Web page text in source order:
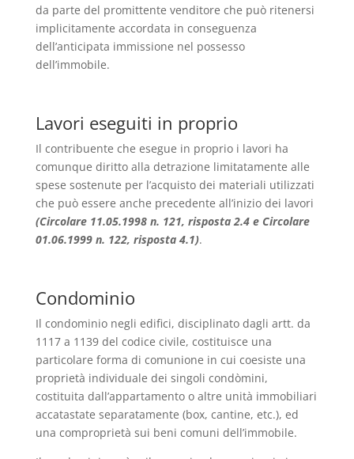
da parte del promittente venditore che può ritenersi
implicitamente accordata in conseguenza
dell’anticipata immissione nel possesso
dell’immobile.
Lavori eseguiti in proprio
Il contribuente che esegue in proprio i lavori ha
comunque diritto alla detrazione limitatamente alle
spese sostenute per l’acquisto dei materiali utilizzati
che può essere anche precedente all’inizio dei lavori
(Circolare 11.05.1998 n. 121, risposta 2.4 e Circolare
01.06.1999 n. 122, risposta 4.1).
Condominio
Il condominio negli edifici, disciplinato dagli artt. da
1117 a 1139 del codice civile, costituisce una
particolare forma di comunione in cui coesiste una
proprietà individuale dei singoli condòmini,
costituita dall’appartamento o altre unità immobiliari
accatastate separatamente (box, cantine, etc.), ed
una comproprietà sui beni comuni dell’immobile.